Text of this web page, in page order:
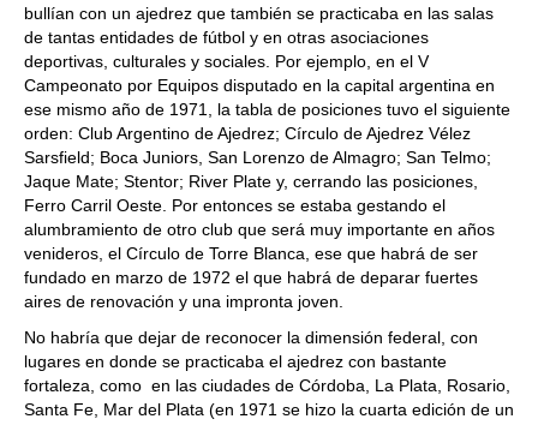
bullían con un ajedrez que también se practicaba en las salas
de tantas entidades de fútbol y en otras asociaciones
deportivas, culturales y sociales. Por ejemplo, en el V
Campeonato por Equipos disputado en la capital argentina en
ese mismo año de 1971, la tabla de posiciones tuvo el siguiente
orden: Club Argentino de Ajedrez; Círculo de Ajedrez Vélez
Sarsfield; Boca Juniors, San Lorenzo de Almagro; San Telmo;
Jaque Mate; Stentor; River Plate y, cerrando las posiciones,
Ferro Carril Oeste. Por entonces se estaba gestando el
alumbramiento de otro club que será muy importante en años
venideros, el Círculo de Torre Blanca, ese que habrá de ser
fundado en marzo de 1972 el que habrá de deparar fuertes
aires de renovación y una impronta joven.
No habría que dejar de reconocer la dimensión federal, con
lugares en donde se practicaba el ajedrez con bastante
fortaleza, como en las ciudades de Córdoba, La Plata, Rosario,
Santa Fe, Mar del Plata (en 1971 se hizo la cuarta edición de un